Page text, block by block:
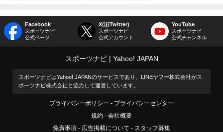
Facebook
スポーツナビ
公式ページ
X(旧Twitter)
スポーツナビ
公式アカウント
YouTube
スポーツナビ
公式チャンネル
スポーツナビ Yahoo! JAPAN
スポーツナビはYahoo! JAPANのサービスであり、LINEヤフー株式会社がス
ポーツナビ株式会社と協力して運営しています。
プライバシーポリシー
プライバシーセンター
規約
会社概要
免責事項
広告掲載について スタッフ募集